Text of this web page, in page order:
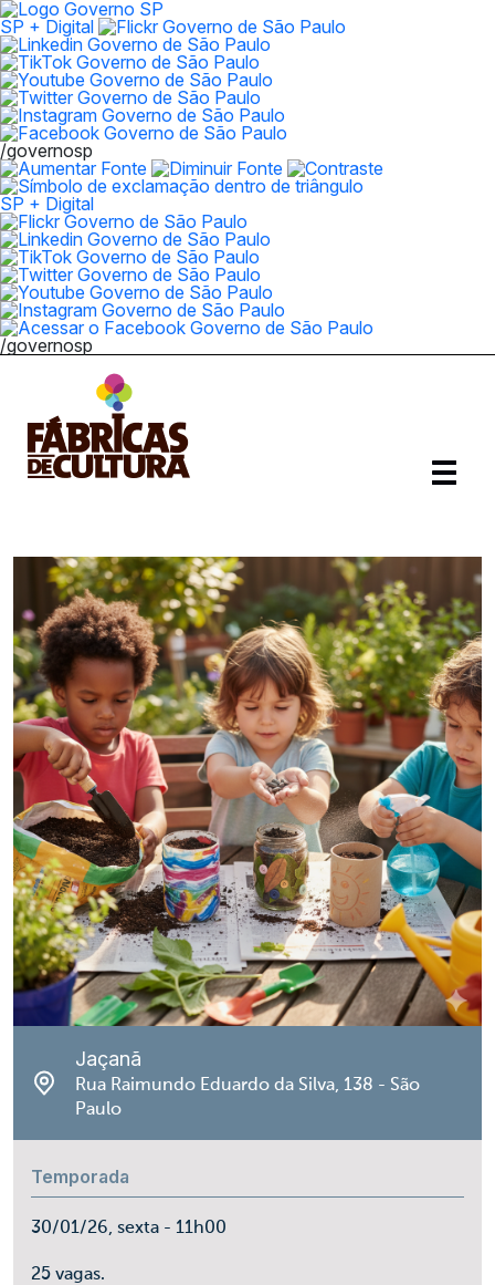
SP + Digital
/governosp
SP + Digital
/governosp
Jaçanã
Rua Raimundo Eduardo da Silva, 138 - São
Paulo
Temporada
30/01/26, sexta - 11h00
25 vagas.